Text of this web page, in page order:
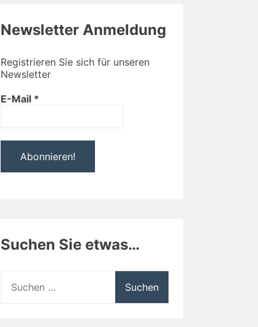
Newsletter Anmeldung
Registrieren Sie sich für unseren
Newsletter
E-Mail *
Suchen Sie etwas…
nach: